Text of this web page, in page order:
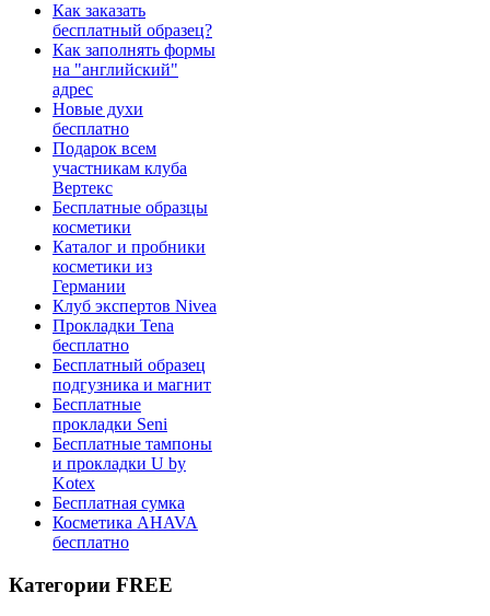
Как заказать
бесплатный образец?
Как заполнять формы
на "английский"
адрес
Новые духи
бесплатно
Подарок всем
участникам клуба
Вертекс
Бесплатные образцы
косметики
Каталог и пробники
косметики из
Германии
Клуб экспертов Nivea
Прокладки Tena
бесплатно
Бесплатный образец
подгузника и магнит
Бесплатные
прокладки Seni
Бесплатные тампоны
и прокладки U by
Kotex
Бесплатная сумка
Косметика AHAVA
бесплатно
Категории FREE